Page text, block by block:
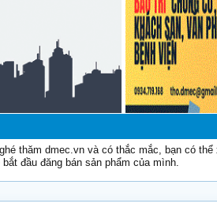
thăm dmec.vn và có thắc mắc, bạn có
bắt đầu đăng bán sản phẩm của mình.